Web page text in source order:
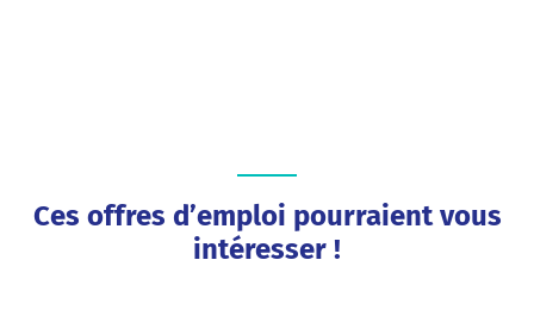
Ces offres d’emploi pourraient vous
intéresser !